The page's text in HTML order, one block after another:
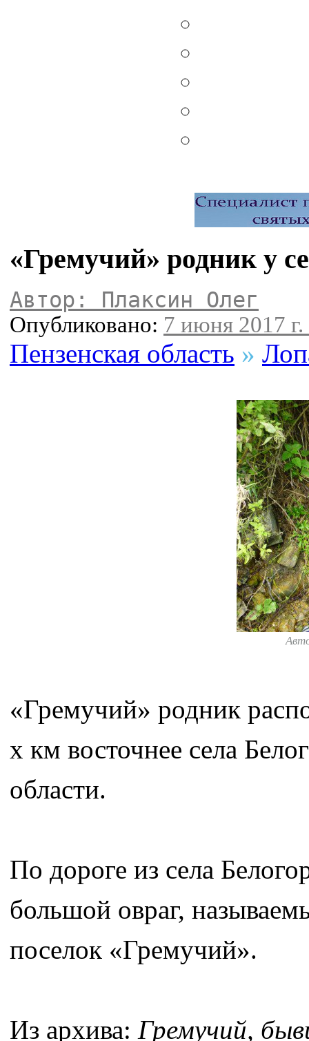
«Гремучий» родник у
Автор: Плаксин Олег
Опубликовано: 7 июня 2017
Пензенская область »
«Гремучий» родник
х км восточнее села
области.
По дороге из села
большой овраг,
поселок «Гремучий».
Из архива: Гремучий,